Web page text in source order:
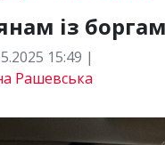
із
15:49 |
Рашевська